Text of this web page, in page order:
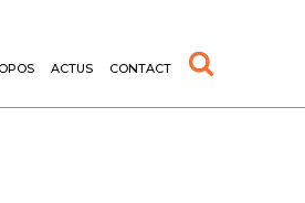
ACTUS CONTACT